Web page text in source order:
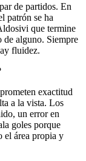
de partidos. En
patrón se ha
que termine
de alguno. Siempre
fluidez.
exactitud
a la vista. Los
un error en
goles porque
el área propia y